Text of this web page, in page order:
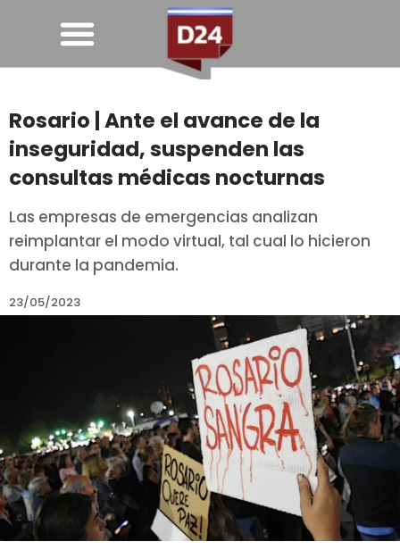
Rosario | Ante el avance de la
inseguridad, suspenden las
consultas médicas nocturnas
Las empresas de emergencias analizan
reimplantar el modo virtual, tal cual lo hicieron
durante la pandemia.
23/05/2023